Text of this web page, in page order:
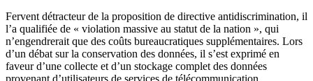
Fervent détracteur de la proposition de directive antidiscrimination, il
l’a qualifiée de « violation massive au statut de la nation », qui
n’engendrerait que des coûts bureaucratiques supplémentaires. Lors
d’un débat sur la conservation des données, il s’est exprimé en
faveur d’une collecte et d’un stockage complet des données